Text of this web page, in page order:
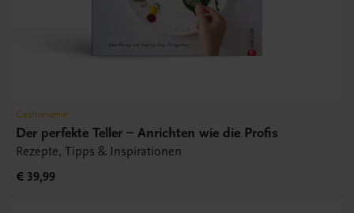
Gastronomie
Der perfekte Teller – Anrichten wie die Profis
Rezepte, Tipps & Inspirationen
€ 39,99